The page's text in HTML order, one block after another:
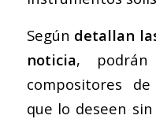
Según detallan
noticia,
compositores
que lo deseen